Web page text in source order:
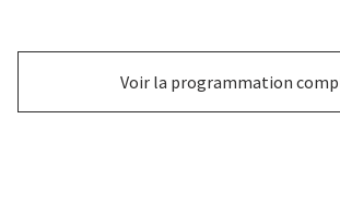
Voir la programmation